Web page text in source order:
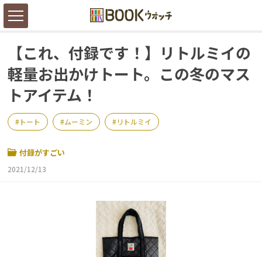
【これ、付録です！】リトルミイの
軽量お出かけトート。この冬のマス
トアイテム！
トート ムーミン リトルミイ
付録がすごい
2021/12/13